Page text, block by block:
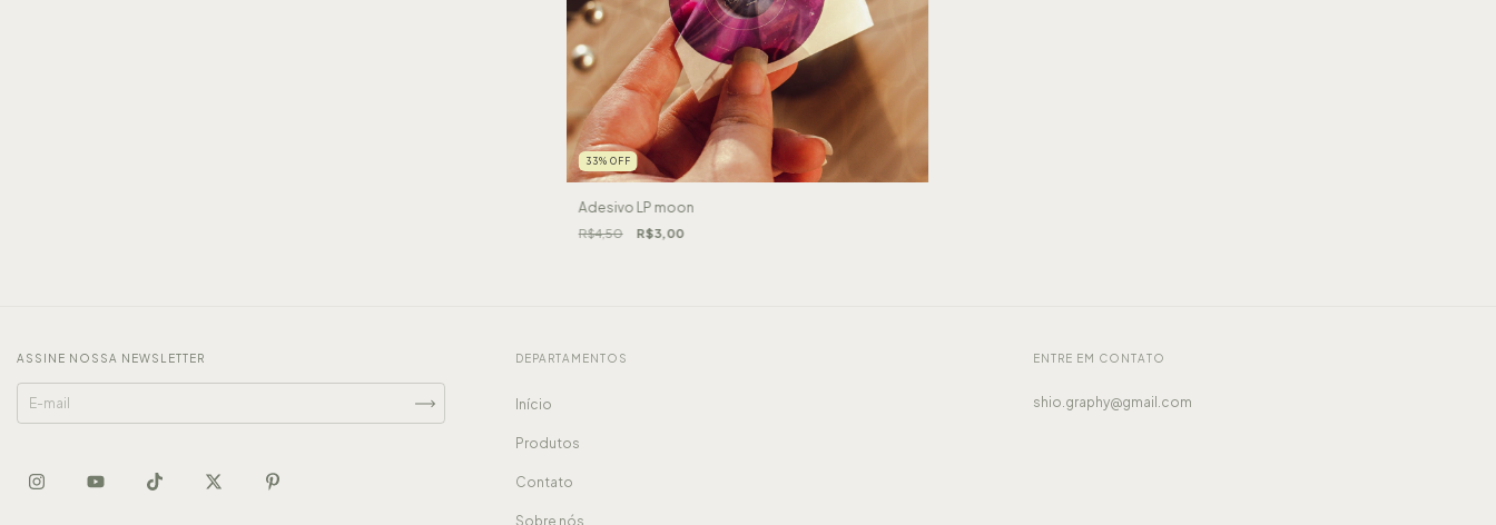
33% OFF
Adesivo LP moon
R$4,50 R$3,00
ASSINE NOSSA NEWSLETTER DEPARTAMENTOS
Início
Produtos
Contato
Sobre nós
ENTRE EM CONTATO
shio.graphy@gmail.com